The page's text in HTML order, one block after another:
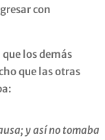
con
los demás
que las otras
y así no tomaba